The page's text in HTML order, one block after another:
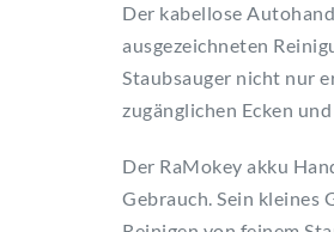
Der kabellose
ausgezeichneten
Staubsauger nicht nur
zugänglichen Ecken
Der RaMokey akku
Gebrauch. Sein kleines